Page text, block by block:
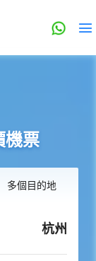
機票
多個目的地
杭州